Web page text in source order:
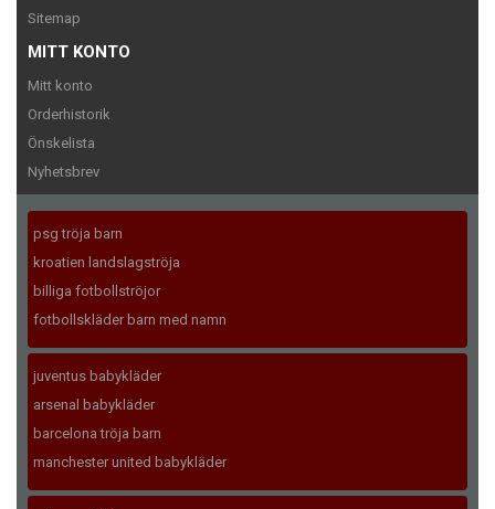
Sitemap
MITT KONTO
Mitt konto
Orderhistorik
Önskelista
Nyhetsbrev
psg tröja barn
kroatien landslagströja
billiga fotbollströjor
fotbollskläder barn med namn
juventus babykläder
arsenal babykläder
barcelona tröja barn
manchester united babykläder